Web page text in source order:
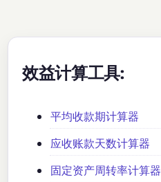
效益计算工具:
平均收款期计算器
应收账款天数计算器
固定资产周转率计算器